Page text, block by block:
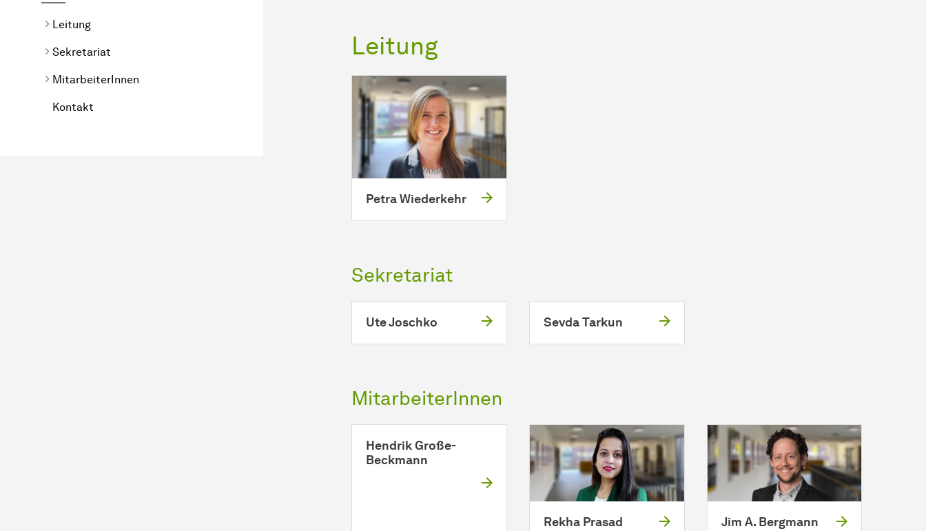
Leitung
Sekretariat
MitarbeiterInnen
Kontakt
Leitung
Petra Wiederkehr
Sekretariat
Ute Joschko Sevda Tarkun
MitarbeiterInnen
Hendrik Große-
Beckmann
Rekha Prasad Jim A. Bergmann